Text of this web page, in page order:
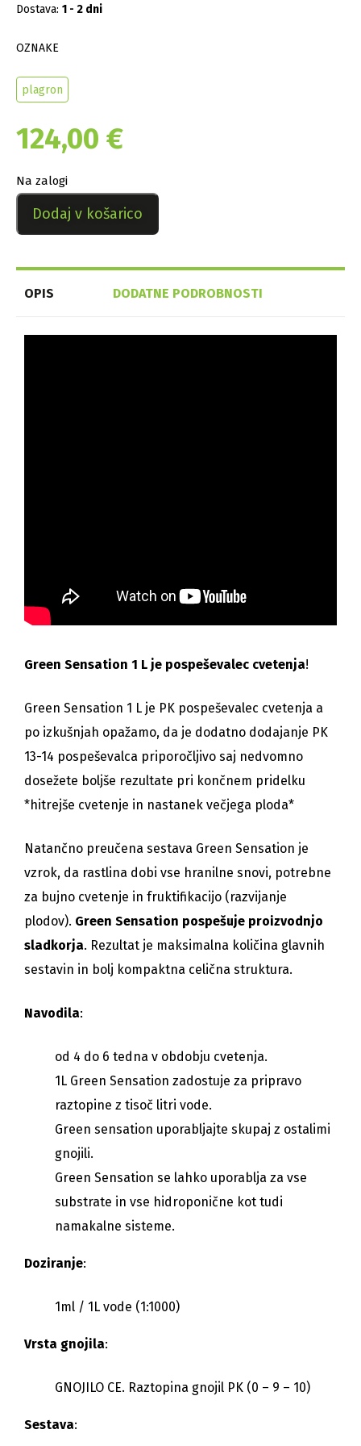
Dostava: 1 - 2 dni
OZNAKE
plagron
124,00 €
Na zalogi
Dodaj v košarico
OPIS DODATNE PODROBNOSTI
Green Sensation 1 L je pospeševalec cvetenja!
Green Sensation 1 L je PK pospeševalec cvetenja a
po izkušnjah opažamo, da je dodatno dodajanje PK
13-14 pospeševalca priporočljivo saj nedvomno
dosežete boljše rezultate pri končnem pridelku
*hitrejše cvetenje in nastanek večjega ploda*
Natančno preučena sestava Green Sensation je
vzrok, da rastlina dobi vse hranilne snovi, potrebne
za bujno cvetenje in fruktifikacijo (razvijanje
plodov). Green Sensation pospešuje proizvodnjo
sladkorja. Rezultat je maksimalna količina glavnih
sestavin in bolj kompaktna celična struktura.
Navodila:
od 4 do 6 tedna v obdobju cvetenja.
1L Green Sensation zadostuje za pripravo
raztopine z tisoč litri vode.
Green sensation uporabljajte skupaj z ostalimi
gnojili.
Green Sensation se lahko uporablja za vse
substrate in vse hidroponične kot tudi
namakalne sisteme.
Doziranje:
1ml / 1L vode (1:1000)
Vrsta gnojila:
GNOJILO CE. Raztopina gnojil PK (0 – 9 – 10)
Sestava: